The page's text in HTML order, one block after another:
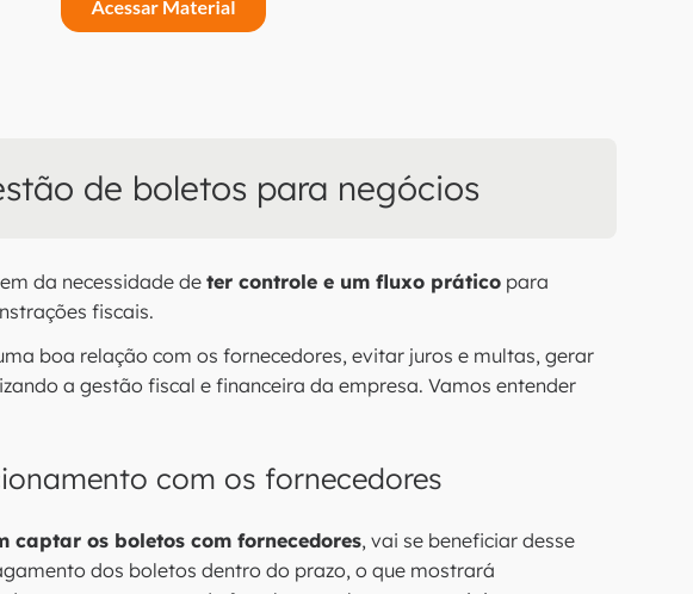
de boletos para negócios
da necessidade de ter controle e um fluxo práticopara
fiscais.
boa relação com os fornecedores, evitar juros e multas, gerar
a gestão fiscal e financeira da empresa. Vamos entender
com os fornecedores
captar os boletos com fornecedores, vai se beneficiar desse
dos boletos dentro do prazo, o que mostrará